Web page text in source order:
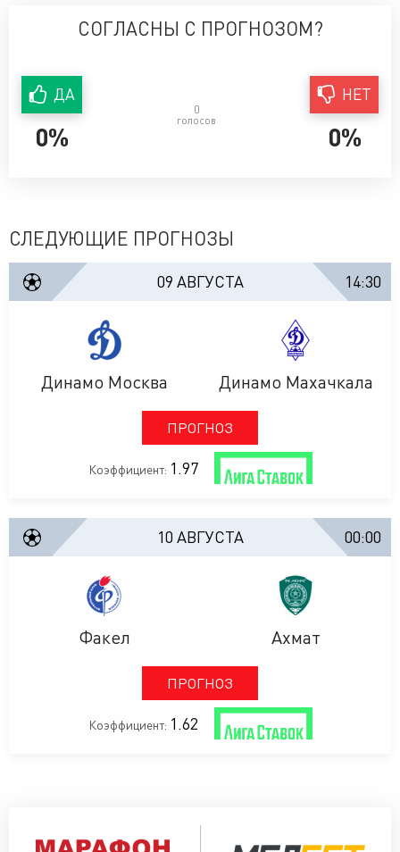
СОГЛАСНЫ С ПРОГНОЗОМ?
ДА
0%
0
голосов
0%
НЕТ
СЛЕДУЮЩИЕ ПРОГНОЗЫ
09 АВГУСТА 14:30
Динамо Москва
ПРОГНОЗ
Динамо Махачкала
Коэффициент: 1.97
10 АВГУСТА 00:00
Факел
ПРОГНОЗ
Ахмат
Коэффициент: 1.62